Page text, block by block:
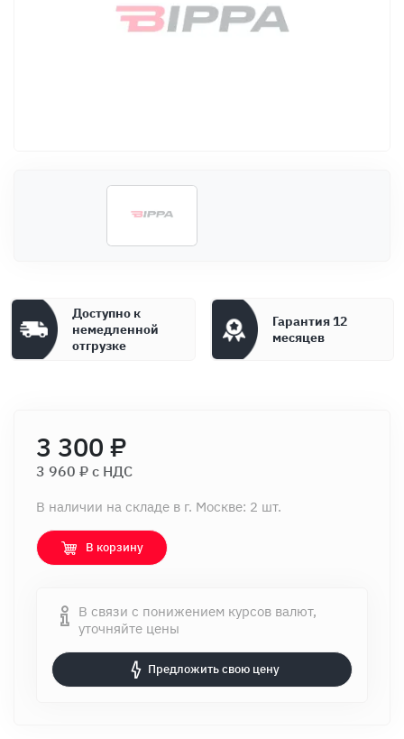
Доступно к
немедленной
отгрузке
Гарантия 12
месяцев
3 300 ₽
3 960 ₽ c НДС
В наличии на складе в г. Москве: 2 шт.
В корзину
В связи с понижением курсов валют,
уточняйте цены
Предложить свою цену